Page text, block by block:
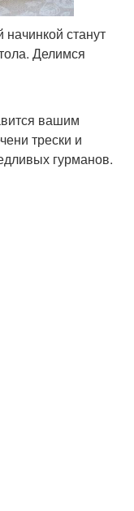
тарталетки
станут
Делимся
вашим
трески и
гурманов.